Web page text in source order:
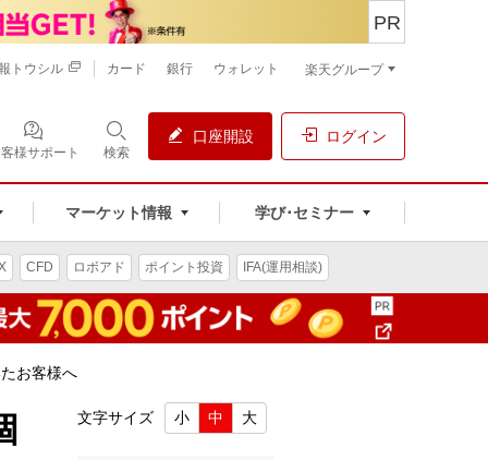
様サポート 検索
口座開設 ログイン
マーケット情報 学び･セミナー
PR
トウシル カード 銀行 ウォレット 楽天グループ
CFD ロボアド ポイント投資 IFA(運用相談)
お客様へ
文字サイズ 小 中 大